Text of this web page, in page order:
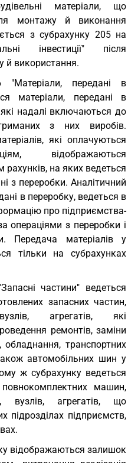
матеріали, що
монтажу й виконання
з субрахунку 205 на
інвестиції" після
й використання.
передані в
матеріали, передані в
надалі включаються до
з них виробів.
які оплачуються
відображаються
на яких ведеться
з переробки. Аналітичний
в переробку, ведеться в
про підприємства-
операціями з переробки і
Передача матеріалів у
тільки на субрахунках
частини" ведеться
запасних частин,
агрегатів, які
ремонтів, заміни
транспортних
автомобільних шин у
ж субрахунку ведеться
машин,
вузлів, агрегатів, що
підприємств,
відображаються залишок